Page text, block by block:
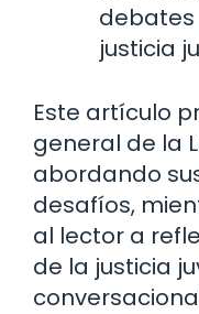
debates
justicia
Este artículo
general de la
abordando
desafíos,
al lector a
de la justicia